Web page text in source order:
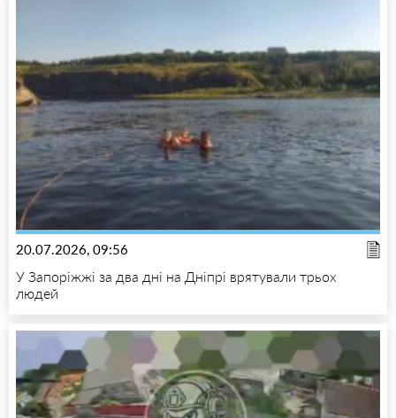
20.07.2026, 09:56
У Запоріжжі за два дні на Дніпрі врятували трьох
людей